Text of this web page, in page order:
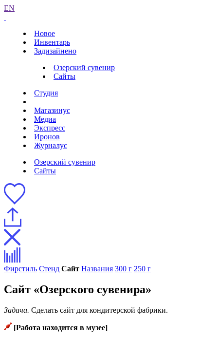
EN
Новое
Инвентарь
Задизайнено
Озерский сувенир
Сайты
Студия
Магазинус
Медиа
Экспресс
Иронов
Журналус
Озерский сувенир
Сайты
Фирстиль Стенд Сайт Названия 300 г 250 г
Cайт «Озерского сувенира»
Задача. Сделать сайт для кондитерской фабрики.
[Работа находится в музее]